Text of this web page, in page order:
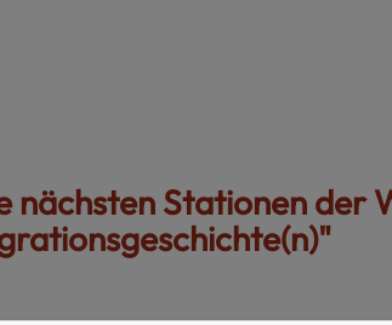
nächsten Stationen der